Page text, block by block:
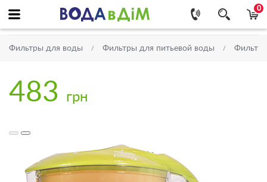
0
Фильтры для воды Фильтры для питьевой воды
483 грн